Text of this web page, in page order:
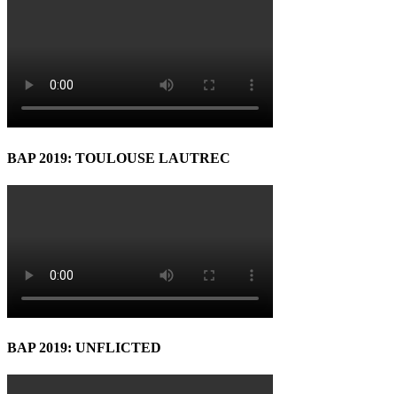
BAP 2019: TOULOUSE LAUTREC
BAP 2019: UNFLICTED